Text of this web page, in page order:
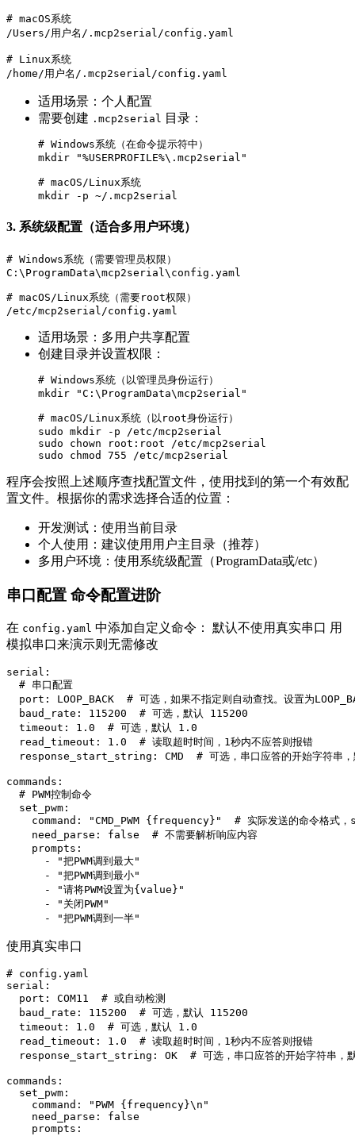
# macOS系统
/Users/用户名/.mcp2serial/config.yaml
# Linux系统
适用场景：个人配置
需要创建 .mcp2serial 目录：
# Windows系统（在命令提示符中）
mkdir "%USERPROFILE%\.mcp2serial"
# macOS/Linux系统
3. 系统级配置（适合多用户环境）
# Windows系统（需要管理员权限）
C:\ProgramData\mcp2serial\config.yaml
# macOS/Linux系统（需要root权限）
适用场景：多用户共享配置
创建目录并设置权限：
# Windows系统（以管理员身份运行）
mkdir "C:\ProgramData\mcp2serial"
# macOS/Linux系统（以root身份运行）
sudo mkdir -p /etc/mcp2serial
sudo chown root:root /etc/mcp2serial
程序会按照上述顺序查找配置文件，使用找到的第一个有效配
置文件。根据你的需求选择合适的位置：
开发测试：使用当前目录
个人使用：建议使用用户主目录（推荐）
多用户环境：使用系统级配置（ProgramData或/etc）
串口配置 命令配置进阶
在 config.yaml 中添加自定义命令： 默认不使用真实串口 用
模拟串口来演示则无需修改
serial:
  # 串口配置
port: LOOP_BACK  # 可选，如果不指定则自动查找。设置为
  baud_rate: 115200  # 可选，默认 115200
  timeout: 1.0  # 可选，默认 1.0
  read_timeout: 1.0  # 读取超时时间，1秒内不应答则报错
response_start_string: CMD  # 可选，串口应答的开始字符串，
commands:
  # PWM控制命令
  set_pwm:
command: "CMD_PWM {frequency}"  # 实际发送的命令格式，
    need_parse: false  # 不需要解析响应内容
    prompts:
      - "把PWM调到最大"
      - "把PWM调到最小"
      - "请将PWM设置为{value}"
      - "关闭PWM"
使用真实串口
# config.yaml
serial:
  port: COM11  # 或自动检测
  baud_rate: 115200  # 可选，默认 115200
  timeout: 1.0  # 可选，默认 1.0
  read_timeout: 1.0  # 读取超时时间，1秒内不应答则报错
response_start_string: OK  # 可选，串口应答的开始字符串，
commands:
  set_pwm:
    command: "PWM {frequency}\n"
    need_parse: false
    prompts: